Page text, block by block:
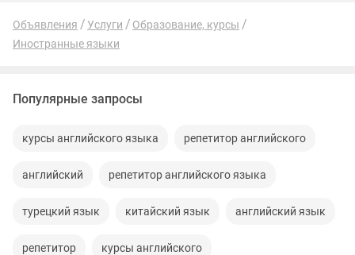
Объявления Услуги
Образование, курсы
Иностранные языки
Популярные запросы
курсы английского языка репетитор английского
английский репетитор английского языка
турецкий язык китайский язык английский язык
репетитор курсы английского